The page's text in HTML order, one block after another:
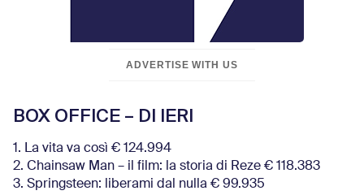
ADVERTISE WITH US
BOX OFFICE – DI IERI
1. La vita va così € 124.994
2. Chainsaw Man – il film: la storia di Reze € 118.383
3. Springsteen: liberami dal nulla € 99.935